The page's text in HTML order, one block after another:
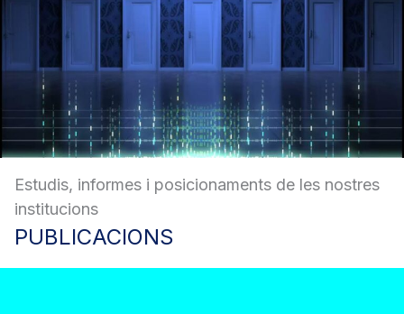
Estudis, informes i posicionaments de les nostres
institucions
PUBLICACIONS